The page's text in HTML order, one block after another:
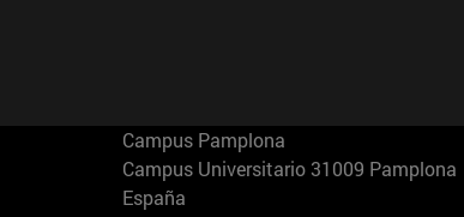
Campus Pamplona
Campus Universitario 31009 Pamplona
España